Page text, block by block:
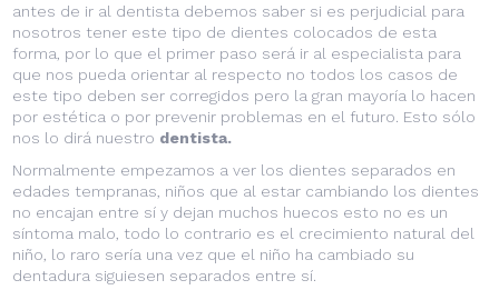
antes de ir al dentista debemos saber si es perjudicial para
nosotros tener este tipo de dientes colocados de esta
forma, por lo que el primer paso será ir al especialista para
que nos pueda orientar al respecto no todos los casos de
este tipo deben ser corregidos pero la gran mayoría lo hacen
por estética o por prevenir problemas en el futuro. Esto sólo
nos lo dirá nuestro dentista.
Normalmente empezamos a ver los dientes separados en
edades tempranas, niños que al estar cambiando los dientes
no encajan entre sí y dejan muchos huecos esto no es un
síntoma malo, todo lo contrario es el crecimiento natural del
niño, lo raro sería una vez que el niño ha cambiado su
dentadura siguiesen separados entre sí.